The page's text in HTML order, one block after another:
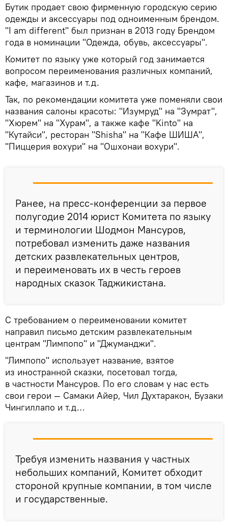
Бутик продает свою фирменную городскую серию
одежды и аксессуары под одноименным брендом.
"I am different" был признан в 2013 году Брендом
года в номинации "Одежда, обувь, аксессуары".
Комитет по языку уже который год занимается
вопросом переименования различных компаний,
кафе, магазинов и т.д.
Так, по рекомендации комитета уже поменяли свои
названия салоны красоты: "Изумруд" на "Зумрат",
"Хюрем" на "Хурам", а также кафе "Kinto" на
"Кутайси", ресторан "Shisha" на "Кафе ШИША",
"Пиццерия вохури" на "Ошхонаи вохури".
Ранее, на пресс-конференции за первое
полугодие 2014 юрист Комитета по языку
и терминологии Шодмон Мансуров,
потребовал изменить даже названия
детских развлекательных центров,
и переименовать их в честь героев
народных сказок Таджикистана.
С требованием о переименовании комитет
направил письмо детским развлекательным
центрам "Лимпопо" и "Джуманджи".
"Лимпопо" использует название, взятое
из иностранной сказки, посетовал тогда,
в частности Мансуров. По его словам у нас есть
свои герои — Самаки Айер, Чил Духтаракон, Бузаки
Чингиллапо и т.д…
Требуя изменить названия у частных
небольших компаний, Комитет обходит
стороной крупные компании, в том числе
и государственные.